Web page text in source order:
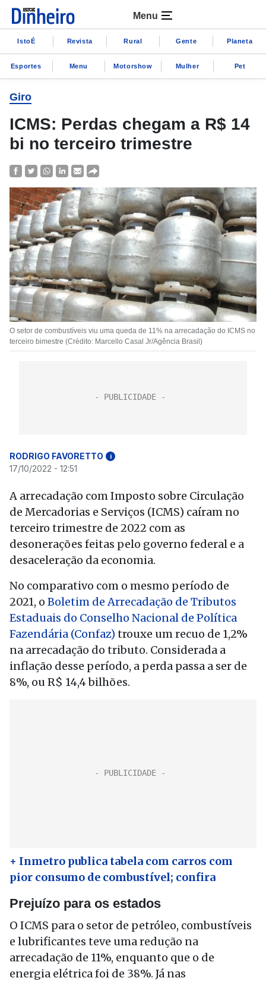
Menu
IstoÉ Revista Rural Gente Planeta
Esportes Menu Motorshow Mulher Pet
Giro
ICMS: Perdas chegam a R$ 14
bi no terceiro trimestre
O setor de combustíveis viu uma queda de 11% na arrecadação do ICMS no
terceiro bimestre (Crédito: Marcello Casal Jr/Agência Brasil)
RODRIGO FAVORETTO i
17/10/2022 - 12:51
A arrecadação com Imposto sobre Circulação
de Mercadorias e Serviços (ICMS) caíram no
terceiro trimestre de 2022 com as
desonerações feitas pelo governo federal e a
desaceleração da economia.
No comparativo com o mesmo período de
2021, o Boletim de Arrecadação de Tributos
Estaduais do Conselho Nacional de Política
Fazendária (Confaz) trouxe um recuo de 1,2%
na arrecadação do tributo. Considerada a
inflação desse período, a perda passa a ser de
8%, ou R$ 14,4 bilhões.
+ Inmetro publica tabela com carros com
pior consumo de combustível; confira
Prejuízo para os estados
O ICMS para o setor de petróleo, combustíveis
e lubrificantes teve uma redução na
arrecadação de 11%, enquanto que o de
energia elétrica foi de 38%. Já nas